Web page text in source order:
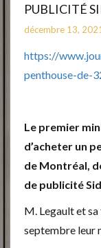
PUBLICITÉ
décembre 13, 2021
https://
penthouse-de-
Le premier
d’acheter un
de Montréal,
de publicité
M. Legault et
septembre leur